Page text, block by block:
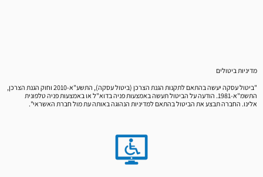
מדיניות ביטולים
"ביטול עסקה יעשה בהתאם לתקנות הגנת הצרכן (ביטול עסקה), התשע"א-2010 וחוק הגנת הצרכן,
התשמ"א-1981. הודעה על הביטול תעשה באמצעות פניה בדוא"ל או באמצעות פניה טלפונית
אלינו. החברה תבצע את הביטול בהתאם למדיניות הנהוגה באותה עת מול חברת האשראי".